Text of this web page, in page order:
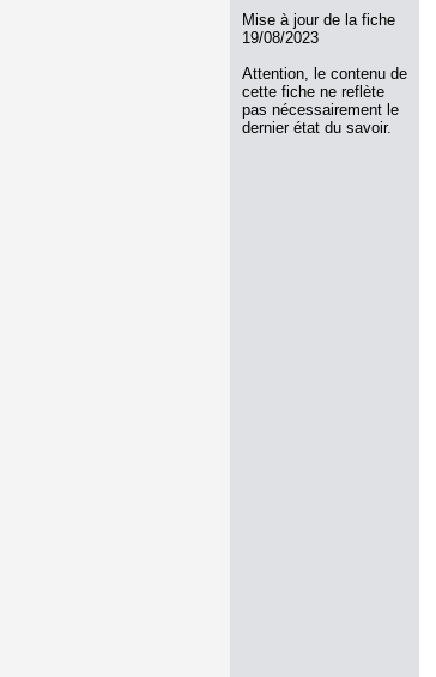
Mise à jour de la fiche
19/08/2023
Attention, le contenu de
cette fiche ne reflète
pas nécessairement le
dernier état du savoir.